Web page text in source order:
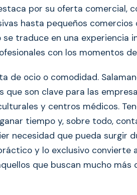
por su oferta comercial,
hasta pequeños
se traduce en una experiencia
con los momentos
de ocio o comodidad.
que son clave para las
y centros médicos.
tiempo y, sobre todo,
necesidad que pueda surgir
y lo exclusivo convierte
que buscan mucho más